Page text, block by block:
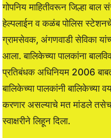
गोपनिय माहितीवरून जिल्हा बाल
हेल्पलाईन व कळंब पोलिस स्टेशनचे
ग्रामसेवक, अंगणवाडी सेविका
आला. बालिकेच्या पालकांना
प्रतिबंधक अधिनियम 2006
बालिकेच्या पालकांनी बालिकेच्या
करणार असल्याचे मत मांडले तसेच
स्वाक्षरीने लिहून दिला.